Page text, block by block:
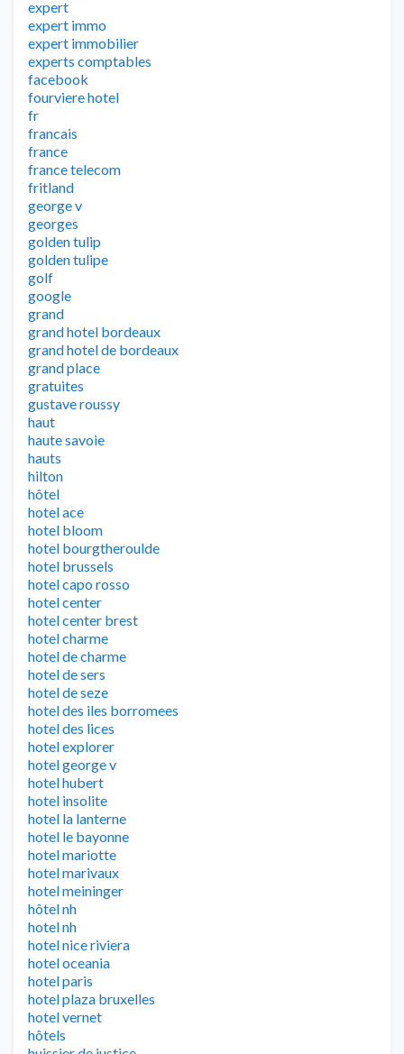
expert
expert immo
expert immobilier
experts comptables
facebook
fourviere hotel
fr
francais
france
france telecom
fritland
george v
georges
golden tulip
golden tulipe
golf
google
grand
grand hotel bordeaux
grand hotel de bordeaux
grand place
gratuites
gustave roussy
haut
haute savoie
hauts
hilton
hôtel
hotel ace
hotel bloom
hotel bourgtheroulde
hotel brussels
hotel capo rosso
hotel center
hotel center brest
hotel charme
hotel de charme
hotel de sers
hotel de seze
hotel des iles borromees
hotel des lices
hotel explorer
hotel george v
hotel hubert
hotel insolite
hotel la lanterne
hotel le bayonne
hotel mariotte
hotel marivaux
hotel meininger
hôtel nh
hotel nh
hotel nice riviera
hotel oceania
hotel paris
hotel plaza bruxelles
hotel vernet
hôtels